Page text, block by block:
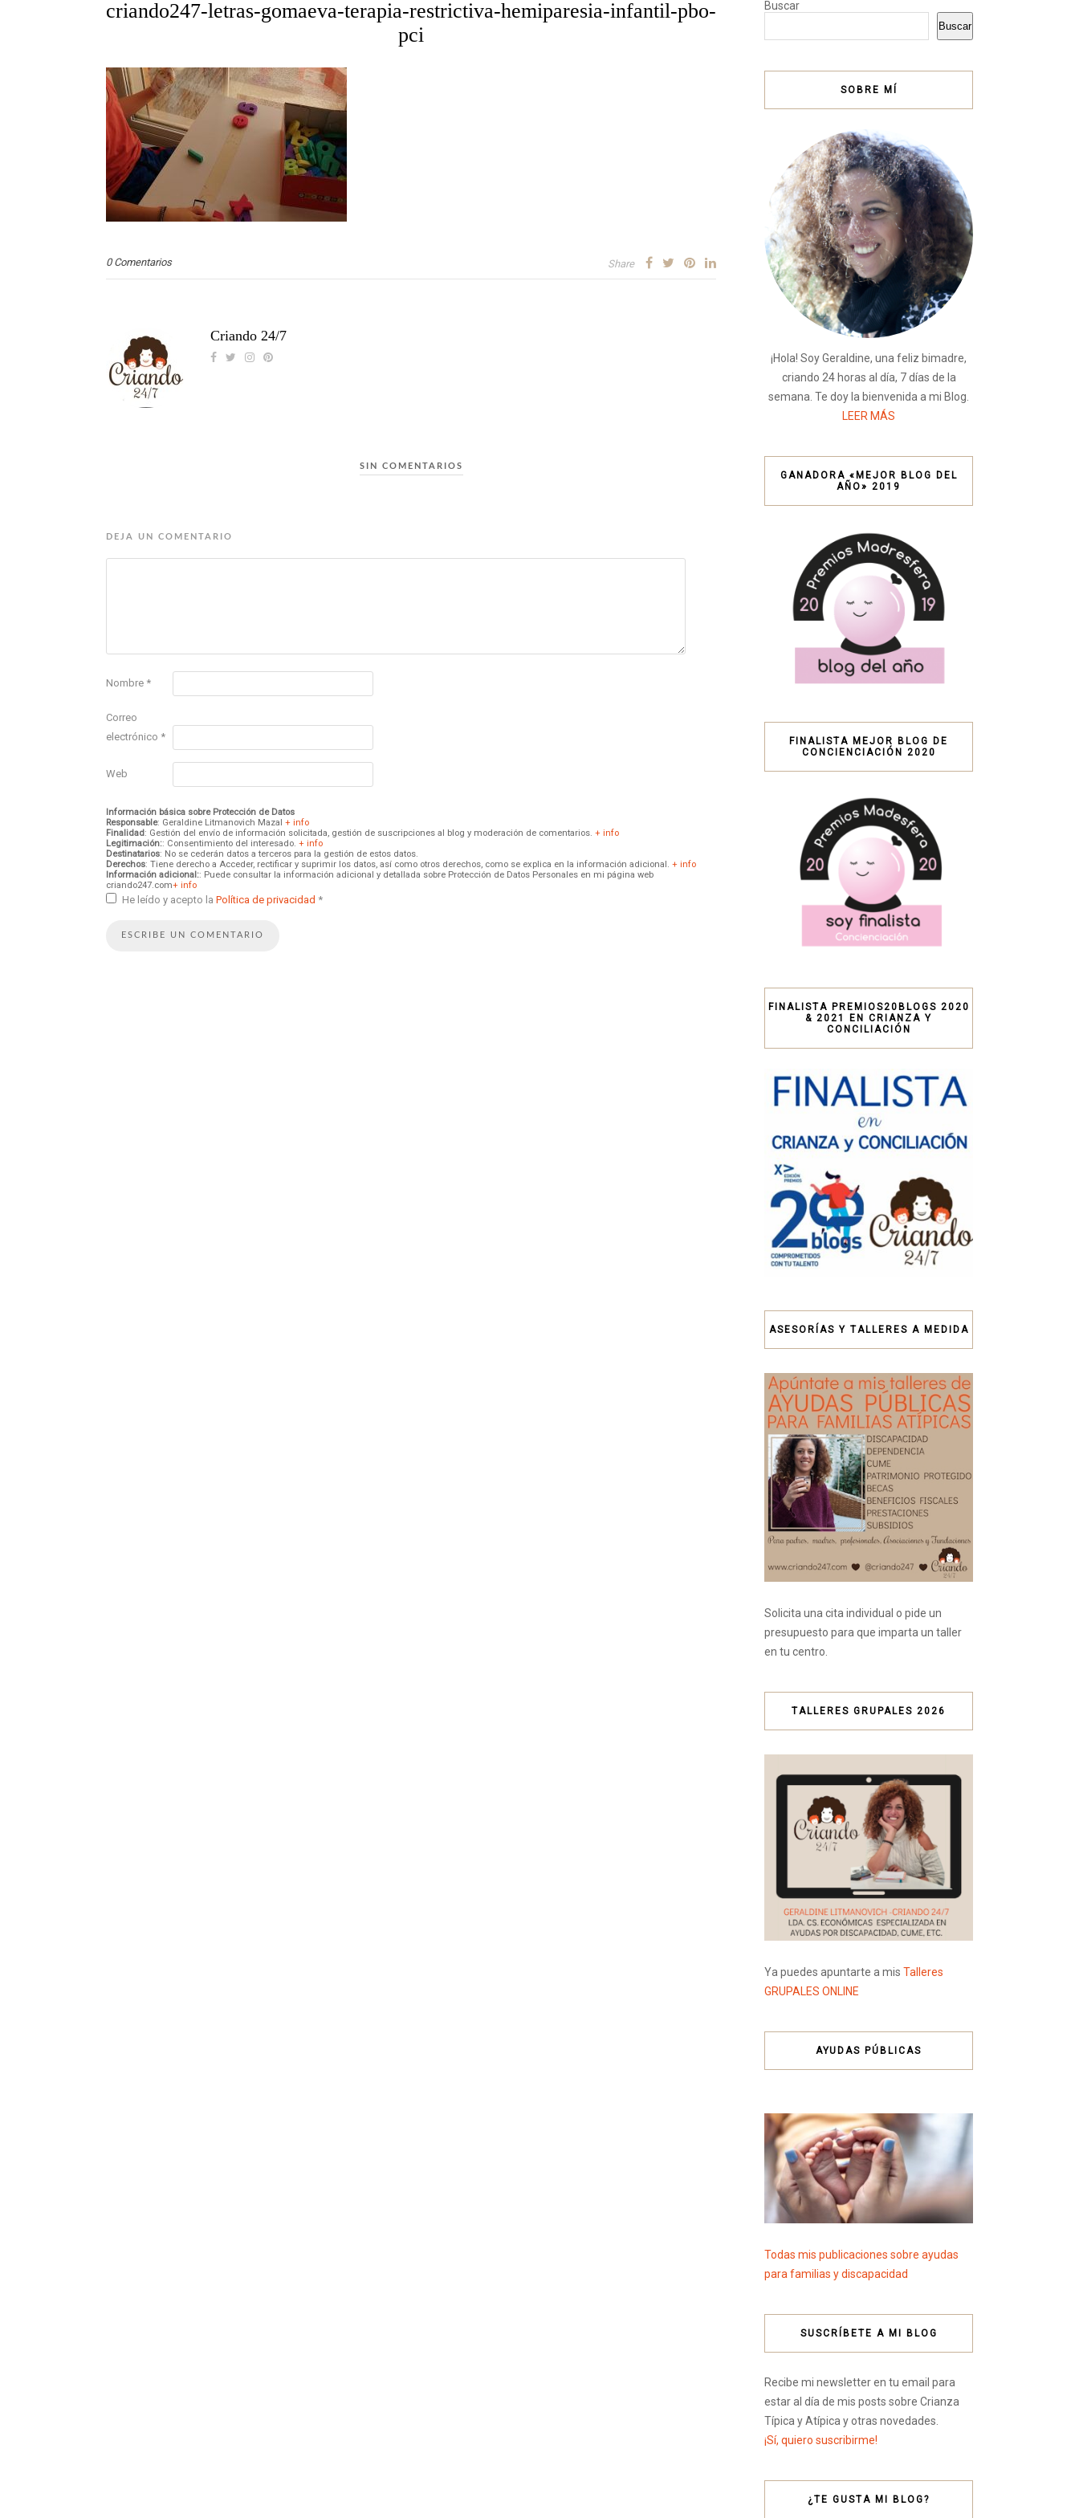
criando247-letras-gomaeva-terapia-restrictiva-hemiparesia-infantil-pbo-
pci
0 Comentarios Share
Criando 24/7
SIN COMENTARIOS
DEJA UN COMENTARIO
Nombre *
Correo
electrónico *
Web
Información básica sobre Protección de Datos
Responsable: Geraldine Litmanovich Mazal + info
Finalidad: Gestión del envío de información solicitada, gestión de suscripciones al blog y moderación de comentarios. + info
Legitimación:: Consentimiento del interesado. + info
Destinatarios: No se cederán datos a terceros para la gestión de estos datos.
Derechos: Tiene derecho a Acceder, rectificar y suprimir los datos, así como otros derechos, como se explica en la información adicional. + info
Información adicional:: Puede consultar la información adicional y detallada sobre Protección de Datos Personales en mi página web
criando247.com+ info
He leído y acepto la Política de privacidad *
Buscar
Buscar
SOBRE MÍ
¡Hola! Soy Geraldine, una feliz bimadre,
criando 24 horas al día, 7 días de la
semana. Te doy la bienvenida a mi Blog.
LEER MÁS
GANADORA «MEJOR BLOG DEL
AÑO» 2019
FINALISTA MEJOR BLOG DE
CONCIENCIACIÓN 2020
FINALISTA PREMIOS20BLOGS 2020
& 2021 EN CRIANZA Y
CONCILIACIÓN
ASESORÍAS Y TALLERES A MEDIDA
Solicita una cita individual o pide un
presupuesto para que imparta un taller
en tu centro.
TALLERES GRUPALES 2026
Ya puedes apuntarte a mis Talleres
GRUPALES ONLINE
AYUDAS PÚBLICAS
Todas mis publicaciones sobre ayudas
para familias y discapacidad
SUSCRÍBETE A MI BLOG
Recibe mi newsletter en tu email para
estar al día de mis posts sobre Crianza
Típica y Atípica y otras novedades.
¡Sí, quiero suscribirme!
¿TE GUSTA MI BLOG?